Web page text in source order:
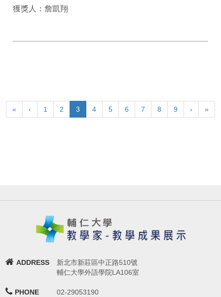
獲獎人：詹凱翔
« ‹ 1 2 3 4 5 6 7 8 9 › »
ADDRESS
新北市新莊區中正路510號
輔仁大學外語學院LA106室
PHONE 02-29053190